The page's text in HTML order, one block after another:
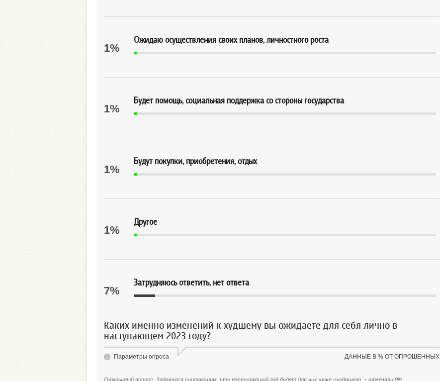
Ожидаю осуществления своих планов, личностного роста
1%
Будет помощь, социальная поддержка со стороны государства
1%
Будут покупки, приобретения, отдых
1%
Другое
1%
Затрудняюсь ответить, нет ответа
7%
Каких именно изменений к худшему вы ожидаете для себя лично в
наступающем 2023 году?
ДАННЫЕ В % ОТ ОПРОШЕННЫХ
Параметры опроса
Открытый вопрос. Задавался считающим, что наступающий год будет для них хуже уходящего, – отвечали 9%